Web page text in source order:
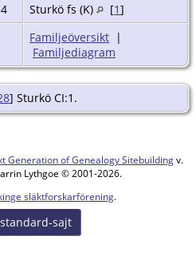
Sturkö fs (K) [1]
Familjeöversikt |
Familjediagram
] Sturkö CI:1.
Generation of Genealogy Sitebuildingv.
Lythgoe © 2001-2026.
släktforskarförening.
sajt